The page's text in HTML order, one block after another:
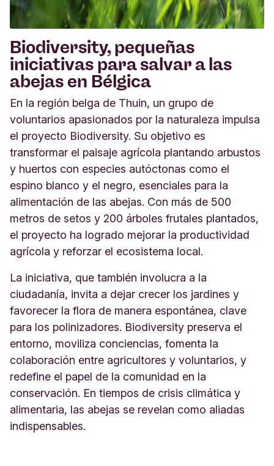
Biodiversity, pequeñas
iniciativas para salvar a las
abejas en Bélgica
En la región belga de Thuin, un grupo de
voluntarios apasionados por la naturaleza impulsa
el proyecto Biodiversity. Su objetivo es
transformar el paisaje agrícola plantando arbustos
y huertos con especies autóctonas como el
espino blanco y el negro, esenciales para la
alimentación de las abejas. Con más de 500
metros de setos y 200 árboles frutales plantados,
el proyecto ha logrado mejorar la productividad
agrícola y reforzar el ecosistema local.
La iniciativa, que también involucra a la
ciudadanía, invita a dejar crecer los jardines y
favorecer la flora de manera espontánea, clave
para los polinizadores. Biodiversity preserva el
entorno, moviliza conciencias, fomenta la
colaboración entre agricultores y voluntarios, y
redefine el papel de la comunidad en la
conservación. En tiempos de crisis climática y
alimentaria, las abejas se revelan como aliadas
indispensables.